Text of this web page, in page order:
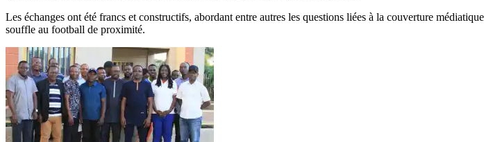
Les échanges ont été francs et constructifs, abordant entre autres les questions liées à la couverture
souffle au football de proximité.